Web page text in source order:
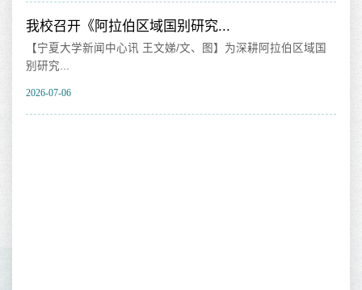
我校召开《阿拉伯区域国别研究...
【宁夏大学新闻中心讯 王文娣/文、图】为深耕阿拉伯区域国
别研究...
2026-07-06